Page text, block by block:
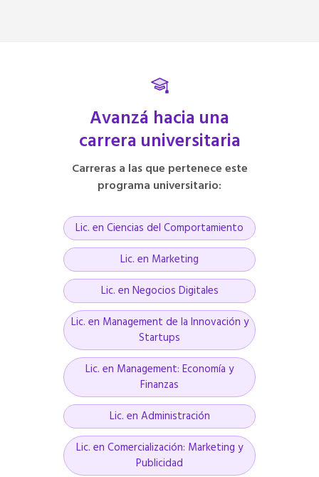
Avanzá hacia una
carrera universitaria
Carreras a las que pertenece este
programa universitario:
Lic. en Ciencias del Comportamiento
Lic. en Marketing
Lic. en Negocios Digitales
Lic. en Management de la Innovación y
Startups
Lic. en Management: Economía y
Finanzas
Lic. en Administración
Lic. en Comercialización: Marketing y
Publicidad